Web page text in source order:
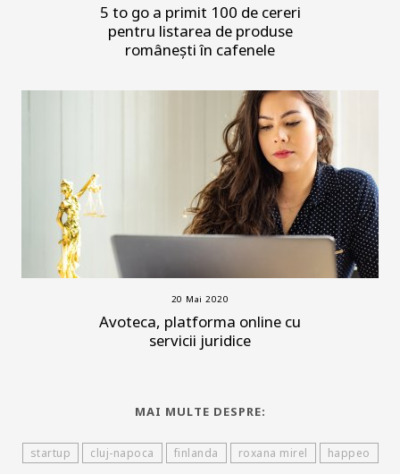
5 to go a primit 100 de cereri
pentru listarea de produse
românești în cafenele
20 Mai 2020
Avoteca, platforma online cu
servicii juridice
MAI MULTE DESPRE:
startup cluj-napoca finlanda roxana mirel happeo